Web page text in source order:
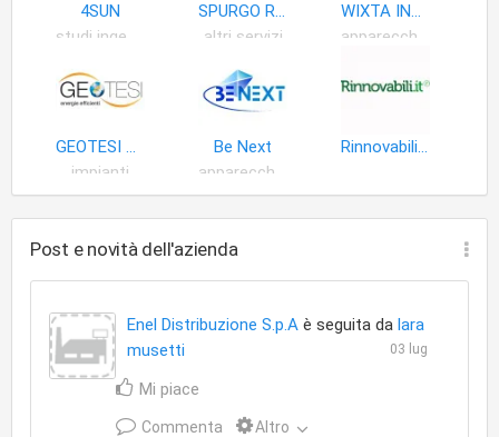
migliore utilizzazione e valorizzazione delle strutture, risorse
4SUN
SPURGO ROMA
altri servizi
WIXTA INDUSTRIES
GEOTESI S.r.l. - Roma
impianti
Be Next
Rinnovabili.it
Post e novità dell'azienda
Enel Distribuzione S.p.A è seguita da lara
musetti
03 lug
Mi piace
Commenta Altro